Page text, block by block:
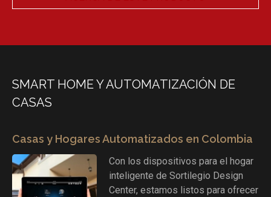
SMART HOME Y AUTOMATIZACIÓN DE
CASAS
Casas y Hogares Automatizados en Colombia
Con los dispositivos para el hogar
inteligente de Sortilegio Design
Center, estamos listos para ofrecer